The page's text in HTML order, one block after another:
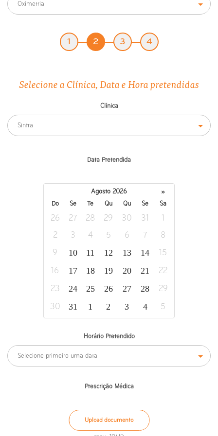
Oximetria
1 2 3 4
Selecione a Clínica, Data e Hora pretendidas
Clínica
Sintra
Data Pretendida
Agosto 2026
»
Do
Se Te Qu Qu Se Sa
26 27 28 29 30 31
1
2
3 4 5 6 7
8
9
10 11 12 13 14
15
16
17 18 19 20 21
22
23
24 25 26 27 28
29
30
31 1 2 3 4 5
Horário Pretendido
Selecione primeiro uma data
Prescrição Médica
Upload documento